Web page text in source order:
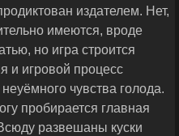
издателем. Нет,
имеются, вроде
но игра строится
и игровой процесс
чувства голода.
пробирается главная
развешаны куски